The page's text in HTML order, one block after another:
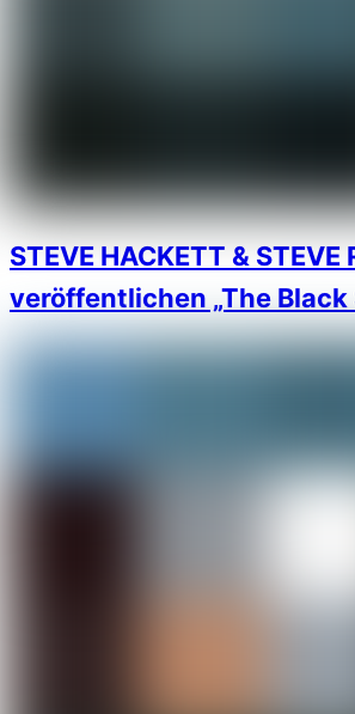
STEVE HACKETT & STEVE
veröffentlichen „The Black